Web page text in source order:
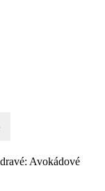
Avokádové